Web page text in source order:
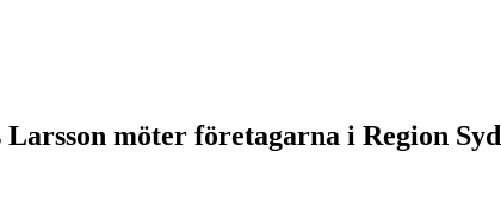
möter företagarna i Region Syd